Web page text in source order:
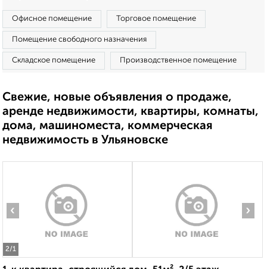
Офисное помещение Торговое помещение
Помещение свободного назначения
Складское помещение Производственное помещение
Свежие, новые объявления о продаже,
аренде недвижимости, квартиры, комнаты,
дома, машиноместа, коммерческая
недвижимость в Ульяновске
2/1
‹ ›